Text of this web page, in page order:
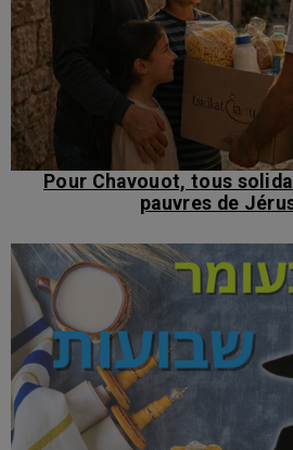
Pour Chavouot, tous
pauvres de